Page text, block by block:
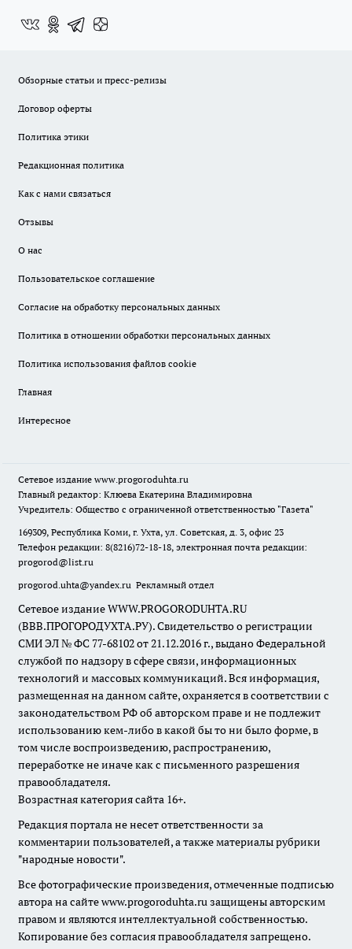
Обзорные статьи и пресс-релизы
Договор оферты
Политика этики
Редакционная политика
Как с нами связаться
Отзывы
О нас
Пользовательское соглашение
Согласие на обработку персональных данных
Политика в отношении обработки персональных данных
Политика использования файлов cookie
Главная
Интересное
Сетевое издание www.progoroduhta.ru
Главный редактор: Клюева Екатерина Владимировна
Учредитель: Общество с ограниченной ответственностью "Газета"
169309, Республика Коми, г. Ухта, ул. Советская, д. 3, офис 23
Телефон редакции: 8(8216)72-18-18, электронная почта редакции:
progorod@list.ru
progorod.uhta@yandex.ru Рекламный отдел
Сетевое издание WWW.PROGORODUHTA.RU
(ВВВ.ПРОГОРОДУХТА.РУ). Свидетельство о регистрации
СМИ ЭЛ № ФС 77-68102 от 21.12.2016 г., выдано Федеральной
службой по надзору в сфере связи, информационных
технологий и массовых коммуникаций. Вся информация,
размещенная на данном сайте, охраняется в соответствии с
законодательством РФ об авторском праве и не подлежит
использованию кем-либо в какой бы то ни было форме, в
том числе воспроизведению, распространению,
переработке не иначе как с письменного разрешения
правообладателя.
Возрастная категория сайта 16+.
Редакция портала не несет ответственности за
комментарии пользователей, а также материалы рубрики
"народные новости".
Все фотографические произведения, отмеченные подписью
автора на сайте www.progoroduhta.ru защищены авторским
правом и являются интеллектуальной собственностью.
Копирование без согласия правообладателя запрещено.